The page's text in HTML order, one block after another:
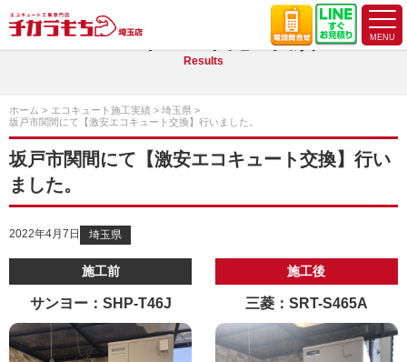
エコキュート施工実績
Results
ホーム エコキュート施工実績
埼玉県
坂戸市関間にて【激安エコキュート交換】行いました。
坂戸市関間にて【激安エコキュート交換】行い
ました。
2022年4月7日 埼玉県
施工前
サンヨー：SHP-T46J
施工後
三菱：SRT-S465A